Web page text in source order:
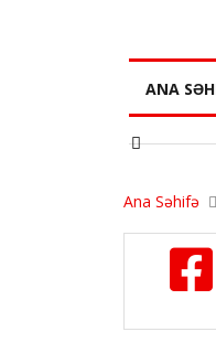
ANA
Ana Səhifə